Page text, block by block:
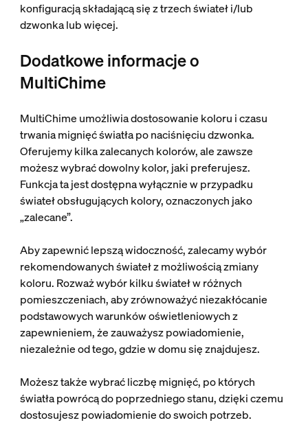
konfiguracją składającą się z trzech świateł i/lub
dzwonka lub więcej.
Dodatkowe informacje o
MultiChime
MultiChime umożliwia dostosowanie koloru i czasu
trwania mignięć światła po naciśnięciu dzwonka.
Oferujemy kilka zalecanych kolorów, ale zawsze
możesz wybrać dowolny kolor, jaki preferujesz.
Funkcja ta jest dostępna wyłącznie w przypadku
świateł obsługujących kolory, oznaczonych jako
„zalecane”.
Aby zapewnić lepszą widoczność, zalecamy wybór
rekomendowanych świateł z możliwością zmiany
koloru. Rozważ wybór kilku świateł w różnych
pomieszczeniach, aby zrównoważyć niezakłócanie
podstawowych warunków oświetleniowych z
zapewnieniem, że zauważysz powiadomienie,
niezależnie od tego, gdzie w domu się znajdujesz.
Możesz także wybrać liczbę mignięć, po których
światła powrócą do poprzedniego stanu, dzięki czemu
dostosujesz powiadomienie do swoich potrzeb.